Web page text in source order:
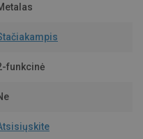
funkcinė